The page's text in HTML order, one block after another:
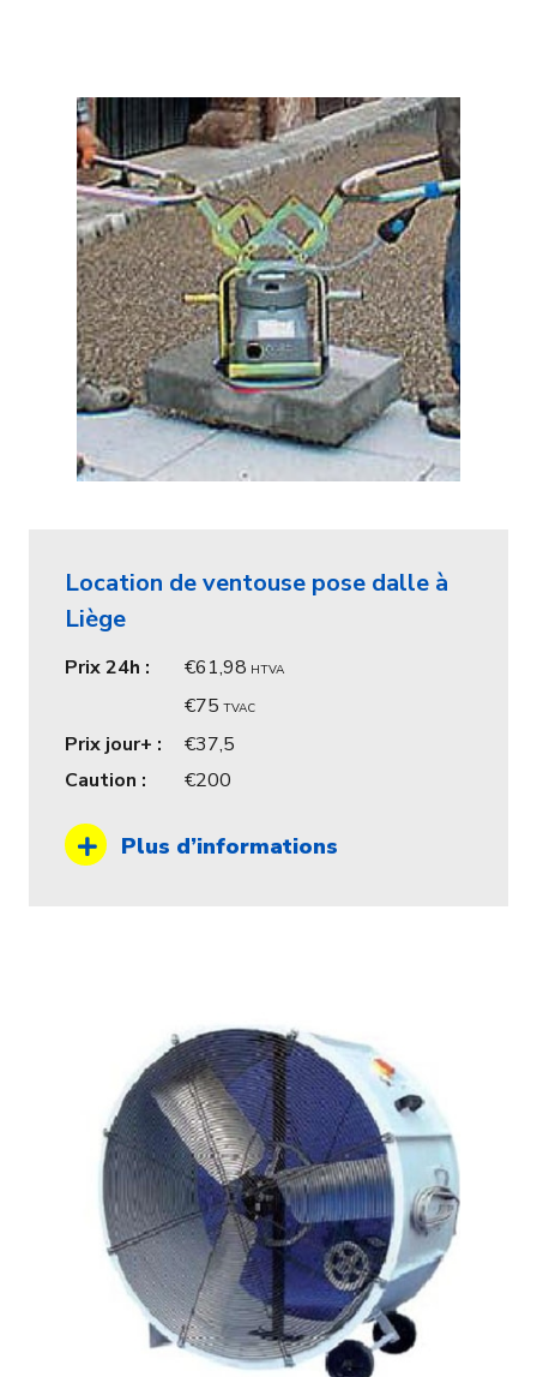
Location de ventouse pose dalle à
Liège
Prix 24h : 61,98 HTVA
75 TVAC
Prix jour+ :
37,5
Caution :
200
Plus d’informations